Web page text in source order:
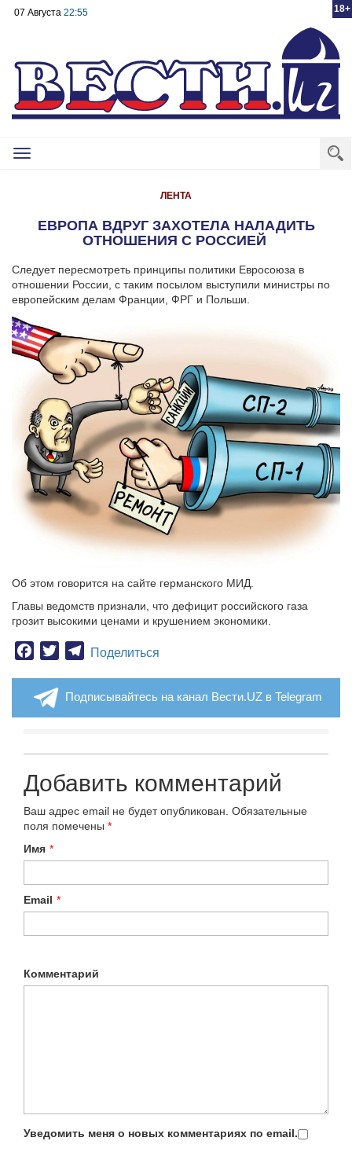
18+
07 Августа 22:55
Toggle
ЛЕНТА
ЕВРОПА ВДРУГ ЗАХОТЕЛА НАЛАДИТЬ
ОТНОШЕНИЯ С РОССИЕЙ
Следует пересмотреть принципы политики Евросоюза в
отношении России, с таким посылом выступили министры по
европейским делам Франции, ФРГ и Польши.
Об этом говорится на сайте германского МИД.
Главы ведомств признали, что дефицит российского газа
грозит высокими ценами и крушением экономики.
Facebook
TwitterTelegram
Поделиться
Подписывайтесь на канал Вести.UZ в Telegram
Добавить комментарий
Ваш адрес email не будет опубликован. Обязательные
поля помечены *
Имя *
Email *
Комментарий
Уведомить меня о новых комментариях по email.